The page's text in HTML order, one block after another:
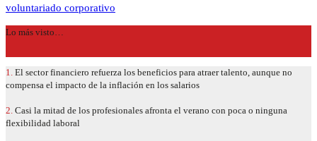
voluntariado corporativo
Lo más visto…
1. El sector financiero refuerza los beneficios para atraer talento, aunque no
compensa el impacto de la inflación en los salarios
2. Casi la mitad de los profesionales afronta el verano con poca o ninguna
flexibilidad laboral